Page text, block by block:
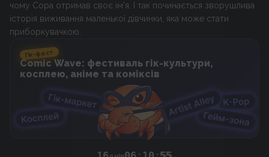
чому Сора отримав своє ім’я. І так починається зворушлива
історія виживання маленької дівчинки, яка може стати
приборкувачкою.
Гік-фест
Comic Wave: фестиваль гік-культури,
косплею, аніме та коміксів